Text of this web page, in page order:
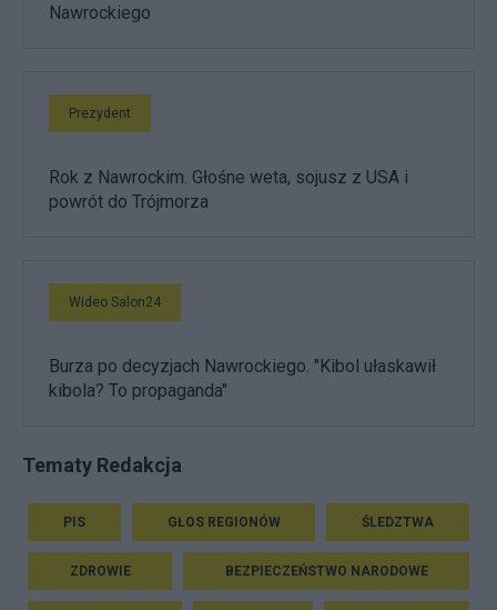
Nawrockiego
Prezydent
Rok z Nawrockim. Głośne weta, sojusz z USA i
powrót do Trójmorza
Wideo Salon24
Burza po decyzjach Nawrockiego. "Kibol ułaskawił
kibola? To propaganda"
Tematy Redakcja
PIS GŁOS REGIONÓW ŚLEDZTWA
ZDROWIE BEZPIECZEŃSTWO NARODOWE